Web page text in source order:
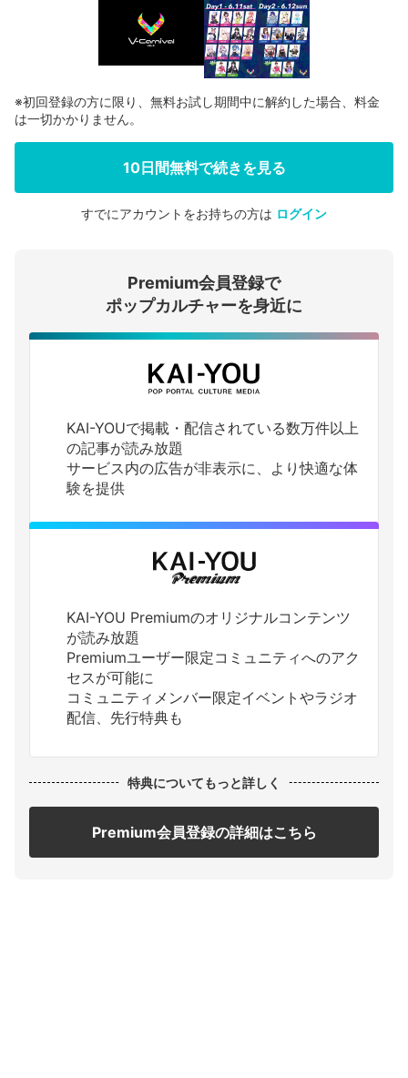
会員登録する
ログインする
※初回登録の方に限り、無料お試し期間中に解約した場合、料金
は一切かかりません。
10日間無料で続きを見る
すでにアカウントをお持ちの方は ログイン
Premium会員登録で
ポップカルチャーを身近に
KAI-YOUで掲載・配信されている数万件以上
の記事が読み放題
サービス内の広告が非表示に、より快適な体
験を提供
KAI-YOU Premiumのオリジナルコンテンツ
が読み放題
Premiumユーザー限定コミュニティへのアク
セスが可能に
コミュニティメンバー限定イベントやラジオ
配信、先行特典も
特典についてもっと詳しく
Premium会員登録の詳細はこちら